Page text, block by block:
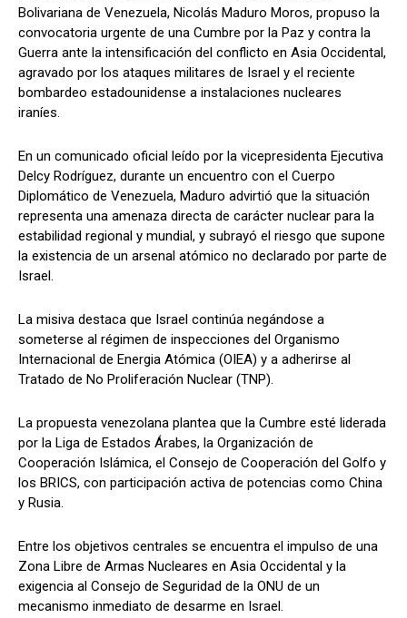
Bolivariana de Venezuela, Nicolás Maduro Moros, propuso la
convocatoria urgente de una Cumbre por la Paz y contra la
Guerra ante la intensificación del conflicto en Asia Occidental,
agravado por los ataques militares de Israel y el reciente
bombardeo estadounidense a instalaciones nucleares
iraníes.
En un comunicado oficial leído por la vicepresidenta Ejecutiva
Delcy Rodríguez, durante un encuentro con el Cuerpo
Diplomático de Venezuela, Maduro advirtió que la situación
representa una amenaza directa de carácter nuclear para la
estabilidad regional y mundial, y subrayó el riesgo que supone
la existencia de un arsenal atómico no declarado por parte de
Israel.
La misiva destaca que Israel continúa negándose a
someterse al régimen de inspecciones del Organismo
Internacional de Energia Atómica (OIEA) y a adherirse al
Tratado de No Proliferación Nuclear (TNP).
La propuesta venezolana plantea que la Cumbre esté liderada
por la Liga de Estados Árabes, la Organización de
Cooperación Islámica, el Consejo de Cooperación del Golfo y
los BRICS, con participación activa de potencias como China
y Rusia.
Entre los objetivos centrales se encuentra el impulso de una
Zona Libre de Armas Nucleares en Asia Occidental y la
exigencia al Consejo de Seguridad de la ONU de un
mecanismo inmediato de desarme en Israel.